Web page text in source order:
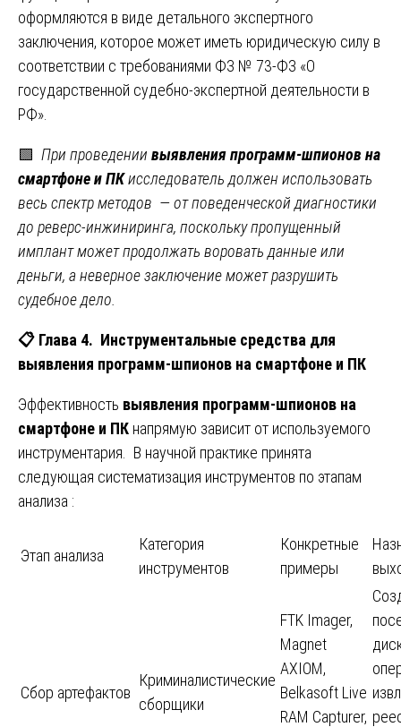
оформляются в виде детального экспертного
заключения, которое может иметь юридическую силу в
соответствии с требованиями ФЗ № 73-ФЗ «О
государственной судебно-экспертной деятельности в
РФ».
🟩 При проведении выявления программ-шпионов на
смартфоне и ПКисследователь должен использовать
весь спектр методов — от поведенческой диагностики
до реверс-инжиниринга, поскольку пропущенный
имплант может продолжать воровать данные или
деньги, а неверное заключение может разрушить
судебное дело.
📋 Глава 4. Инструментальные средства для
выявления программ-шпионов на смартфоне и ПК
Эффективность выявления программ-шпионов на
смартфоне и ПК напрямую зависит от используемого
инструментария. В научной практике принята
следующая систематизация инструментов по этапам
анализа :
Этап анализа
Категория
инструментов
Конкретные
примеры
Сбор артефактов
Криминалистические
сборщики
FTK Imager,
Magnet
AXIOM,
Belkasoft Live
RAM Capturer,